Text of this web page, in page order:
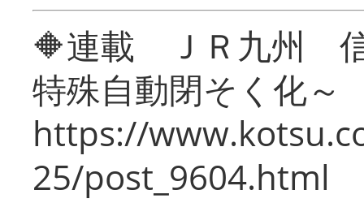
🔶連載 ＪＲ九州 信
特殊自動閉そく化～
https://
25/post_9604.html